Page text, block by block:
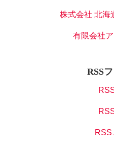
株式会社 北海
有限会社
RSS
RSS